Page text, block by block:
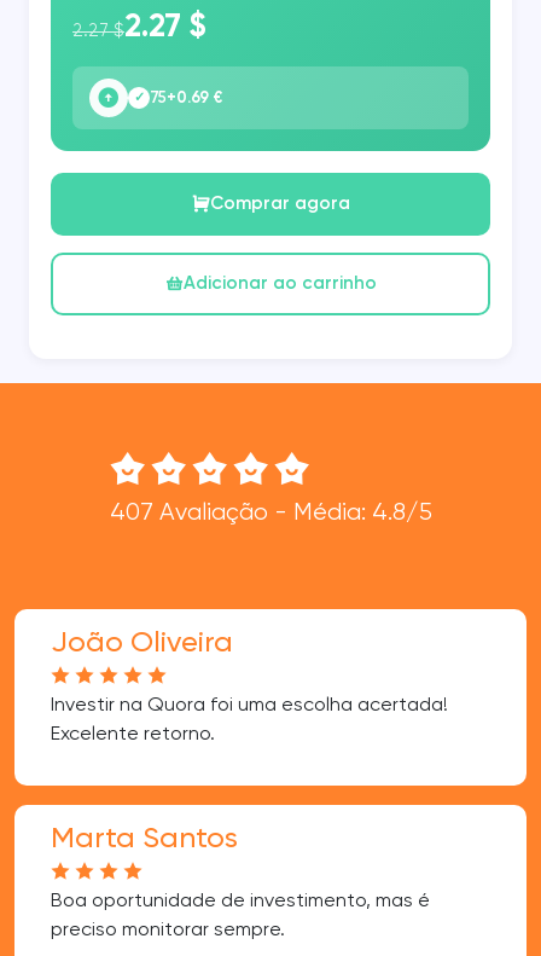
2.27 $2.27 $
✓ 75+0.69 €
Comprar agora
Adicionar ao carrinho
407 Avaliação - Média: 4.8/5
João Oliveira
Investir na Quora foi uma escolha acertada!
Excelente retorno.
Marta Santos
Boa oportunidade de investimento, mas é
preciso monitorar sempre.